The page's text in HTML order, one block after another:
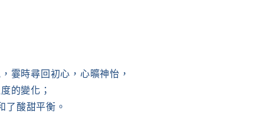
霎時尋回初心，心曠神怡，
的變化；
了酸甜平衡。